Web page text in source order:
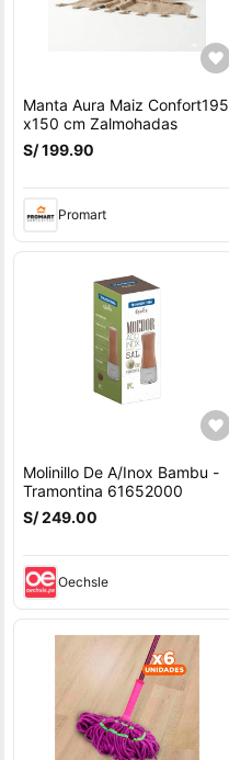
Manta Aura Maiz Confort195
x150 cm Zalmohadas
S/ 199.90
Promart
Molinillo De A/Inox Bambu -
Tramontina 61652000
S/ 249.00
Oechsle